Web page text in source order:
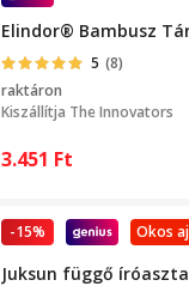
Elindor® Bambusz
5 (8)
raktáron
Kiszállítja The Innovators
3.451 Ft
Okos
-15%
Juksun függő